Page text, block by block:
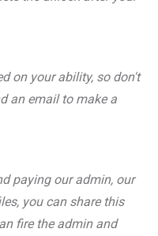
on your ability, so don't
an email to make a
paying our admin, our
you can share this
fire the admin and